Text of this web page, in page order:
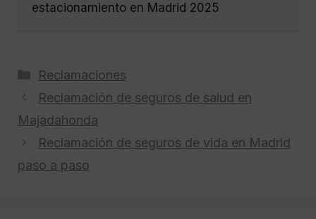
estacionamiento en Madrid 2025
Categorías
Reclamaciones
Reclamación de seguros de salud en
Majadahonda
Reclamación de seguros de vida en Madrid
paso a paso